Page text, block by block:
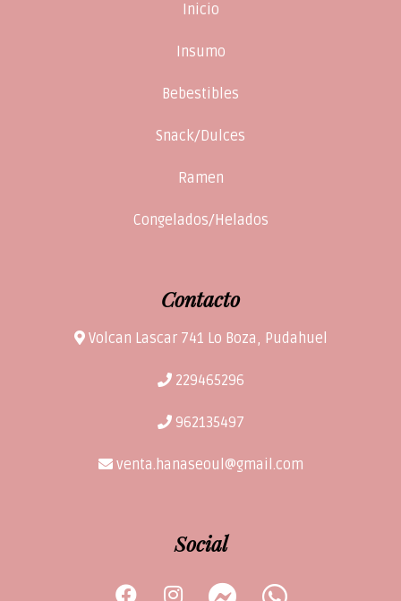
Inicio
Insumo
Bebestibles
Snack/Dulces
Ramen
Congelados/Helados
Contacto
Volcan Lascar 741 Lo Boza, Pudahuel
229465296
962135497
venta.hanaseoul@gmail.com
Social